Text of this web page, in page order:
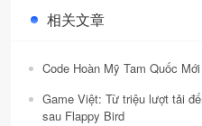
相关文章
Code Hoàn Mỹ Tam Quốc
Game Việt: Từ triệu lượt tải
sau Flappy Bird